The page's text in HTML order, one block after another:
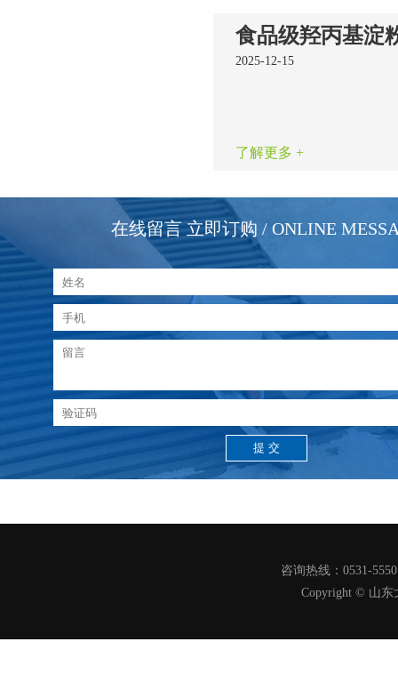
2025-12-15
了解更多 +
在线留言 立即订购 / ONLINE
咨询热线：0531-
Copyright © 山